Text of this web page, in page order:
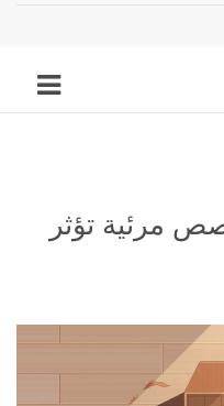
مرئية تؤثر